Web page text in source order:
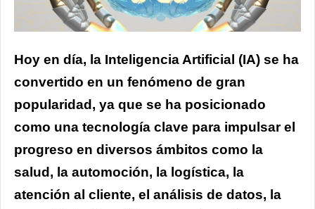
Hoy en día, la Inteligencia Artificial (IA) se ha
convertido en un fenómeno de gran
popularidad, ya que se ha posicionado
como una tecnología clave para impulsar el
progreso en diversos ámbitos como la
salud, la automoción, la logística, la
atención al cliente, el análisis de datos, la